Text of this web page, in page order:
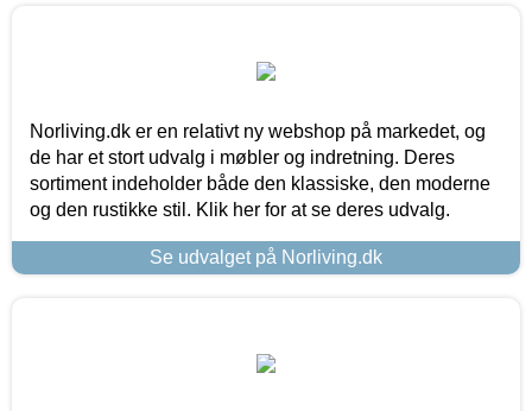
Norliving.dk er en relativt ny webshop på markedet, og
de har et stort udvalg i møbler og indretning. Deres
sortiment indeholder både den klassiske, den moderne
og den rustikke stil. Klik her for at se deres udvalg.
Se udvalget på Norliving.dk